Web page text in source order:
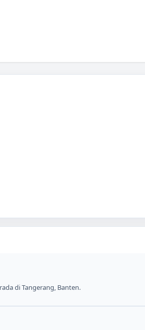
di Tangerang, Banten.